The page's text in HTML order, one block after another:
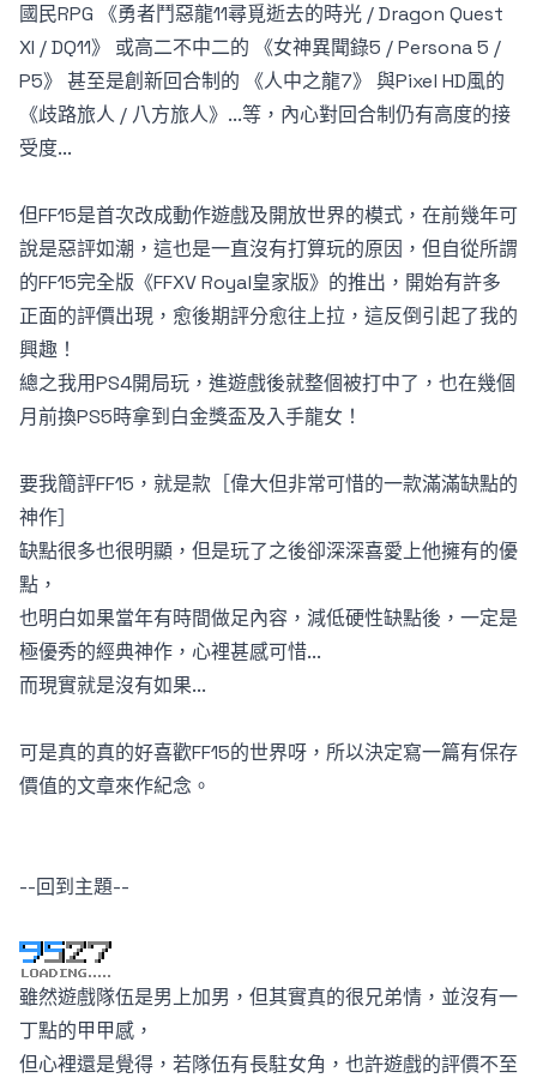
國民RPG 《勇者鬥惡龍11尋覓逝去的時光 / Dragon Quest
XI / DQ11》 或高二不中二的 《女神異聞錄5 / Persona 5 /
P5》 甚至是創新回合制的 《人中之龍7》 與Pixel HD風的
《歧路旅人 / 八方旅人》...等，內心對回合制仍有高度的接
受度...
但FF15是首次改成動作遊戲及開放世界的模式，在前幾年可
說是惡評如潮，這也是一直沒有打算玩的原因，但自從所謂
的FF15完全版《FFXV Royal皇家版》的推出，開始有許多
正面的評價出現，愈後期評分愈往上拉，這反倒引起了我的
興趣！
總之我用PS4開局玩，進遊戲後就整個被打中了，也在幾個
月前換PS5時拿到白金獎盃及入手龍女！
要我簡評FF15，就是款［偉大但非常可惜的一款滿滿缺點的
神作］
缺點很多也很明顯，但是玩了之後卻深深喜愛上他擁有的優
點，
也明白如果當年有時間做足內容，減低硬性缺點後，一定是
極優秀的經典神作，心裡甚感可惜...
而現實就是沒有如果...
可是真的真的好喜歡FF15的世界呀，所以決定寫一篇有保存
價值的文章來作紀念。
--回到主題--
雖然遊戲隊伍是男上加男，但其實真的很兄弟情，並沒有一
丁點的甲甲感，
但心裡還是覺得，若隊伍有長駐女角，也許遊戲的評價不至